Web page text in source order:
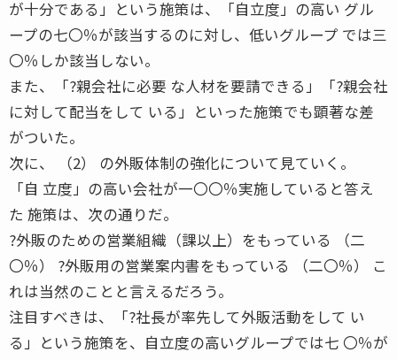
が十分である」という施策は、「自立度」の高い グル
ープの七〇％が該当するのに対し、低いグループ では三
〇％しか該当しない。
また、「?親会社に必要 な人材を要請できる」「?親会社
に対して配当をして いる」といった施策でも顕著な差
がついた。
次に、 （2） の外販体制の強化について見ていく。
「自 立度」の高い会社が一〇〇％実施していると答え
た 施策は、次の通りだ。
?外販のための営業組織（課以上）をもっている （二
〇％） ?外販用の営業案内書をもっている （二〇％） こ
れは当然のことと言えるだろう。
注目すべきは、「?社長が率先して外販活動をして い
る」という施策を、自立度の高いグループでは七 〇％が